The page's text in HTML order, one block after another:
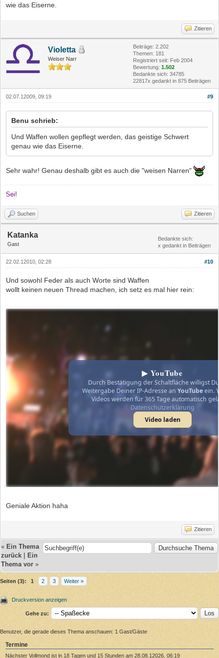
wie das Eiserne.
Zitieren
Violetta
Weiser Narr
Beiträge: 2.202
Themen: 181
Registriert seit: Feb 2004
Bewertung: 1.502
Bedankte sich: 34785
22817x gedankt in 875 Beiträgen
#9
02.07.12009, 09:19
Benu schrieb:
Und Waffen wollen gepflegt werden, das geistige Schwert
genau wie das Eiserne.
Sehr wahr! Genau deshalb gibt es auch die "weisen Narren"
Sei!
Suchen Zitieren
Katanka
Gast
Bedankte sich:
x gedankt in Beiträgen
#10
22.02.12010, 02:28
Und sowohl Feder als auch Worte sind Waffen
wollt keinen neuen Thread machen, ich setz es mal hier rein:
▶ YouTube
Durch Bestätigung der Schaltfläche willigst
Weitergabe Deiner IP-Adresse an YouTubeein.
Videos werden für 365 Tage automatisch
Datenschutzerklärung
Video laden
Geniale Aktion haha
Zitieren
« Ein Thema
zurück
Ein
Thema vor »
Seiten (3): 1 2 3 Weiter »
Druckversion anzeigen
Gehe zu:
Benutzer, die gerade dieses Thema anschauen: 1 Gast/Gäste
Termine
Nächster Vollmond ist in 18 Tagen und 15 Stunden am 28.08.12026, 06:19